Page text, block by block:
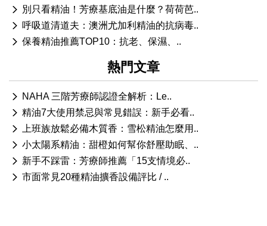
別只看精油！芳療基底油是什麼？荷荷芭..
呼吸道清道夫：澳洲尤加利精油的抗病毒..
保養精油推薦TOP10：抗老、保濕、..
熱門文章
NAHA 三階芳療師認證全解析：Le..
精油7大使用禁忌與常見錯誤：新手必看..
上班族放鬆必備木質香：雪松精油怎麼用..
小太陽系精油：甜橙如何幫你舒壓助眠、..
新手不踩雷：芳療師推薦「15支情境必..
市面常見20種精油擴香設備評比 / ..